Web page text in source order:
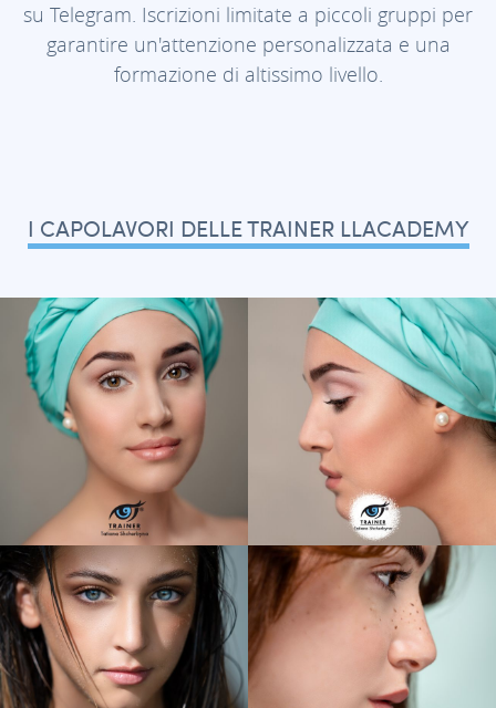
su Telegram. Iscrizioni limitate a piccoli gruppi per
garantire un'attenzione personalizzata e una
formazione di altissimo livello.
I CAPOLAVORI DELLE TRAINER LLACADEMY